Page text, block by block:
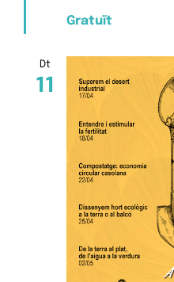
Gratuït
Dt
11